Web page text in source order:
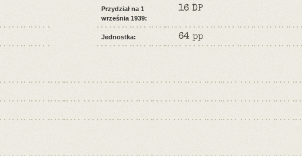
Przydział na 1
września 1939:
16 DP
Jednostka: 64 pp